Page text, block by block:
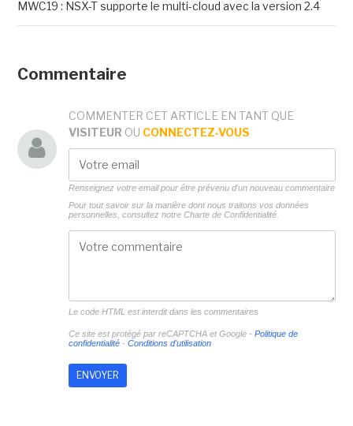
MWC19 : NSX-T supporte le multi-cloud avec la version 2.4
Commentaire
COMMENTER CET ARTICLE EN TANT QUE
VISITEUR OU CONNECTEZ-VOUS
Renseignez votre email pour être prévenu d'un nouveau commentaire
Pour tout savoir sur la manière dont nous traitons vos données
personnelles, consultez notre Charte de Confidentialité.
Le code HTML est interdit dans les commentaires
Ce site est protégé par reCAPTCHA et Google - Politique de
confidentialité- Conditions d'utilisation